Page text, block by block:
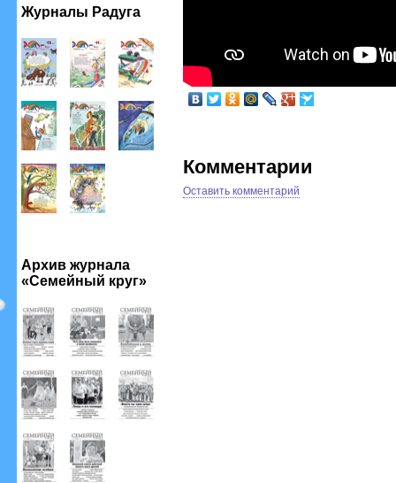
Журналы Радуга
Архив журнала
«Семейный круг»
Комментарии
Оставить комментарий